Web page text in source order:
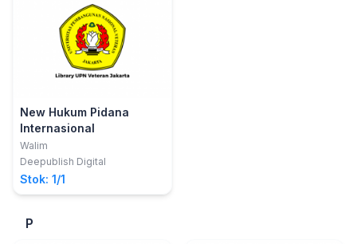
New Hukum Pidana
Internasional
Walim
Deepublish Digital
Stok: 1/1
P